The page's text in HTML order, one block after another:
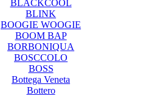
BLACKCOOL
BLINK
BOOGIE WOOGIE
BOOM BAP
BORBONIQUA
BOSCCOLO
BOSS
Bottega Veneta
Bottero